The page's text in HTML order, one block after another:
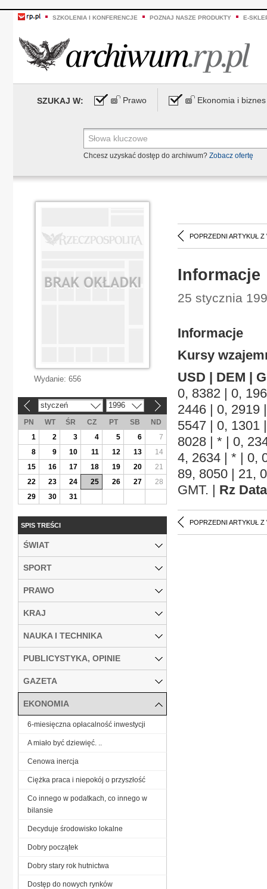
SZKOLENIA I KONFERENCJE POZNAJ NASZE PRODUKTY E-
SZUKAJ W: Prawo Ekonomia i biznes
Chcesz uzyskać dostęp do archiwum? Zobacz ofertę
POPRZEDNI ARTYKUŁ Z
Informacje
25 stycznia
Informacje
Kursy
USD | DEM |
0, 8382 | 0,
2446 | 0, 2919
5547 | 0, 1301
8028 | * | 0,
4, 2634 | * | 0,
89, 8050 | 21,
GMT. | Rz Data
POPRZEDNI ARTYKUŁ Z
Wydanie: 656
styczeń 1996
PN WT ŚR CZ PT SB
ND
1
2 3 4 5 6
7
8
9 10 11 12 13
14
15
16 17 18 19 20
21
22
23 24 25 26 27
28
29
30 31
SPIS TREŚCI
ŚWIAT
SPORT
PRAWO
KRAJ
NAUKA I TECHNIKA
PUBLICYSTYKA, OPINIE
GAZETA
EKONOMIA
6-miesięczna opłacalność inwestycji
A miało być dziewięć. ..
Cenowa inercja
Ciężka praca i niepokój o przyszłość
Co innego w podatkach, co innego w
bilansie
Decyduje środowisko lokalne
Dobry początek
Dobry stary rok hutnictwa
Dostęp do nowych rynków